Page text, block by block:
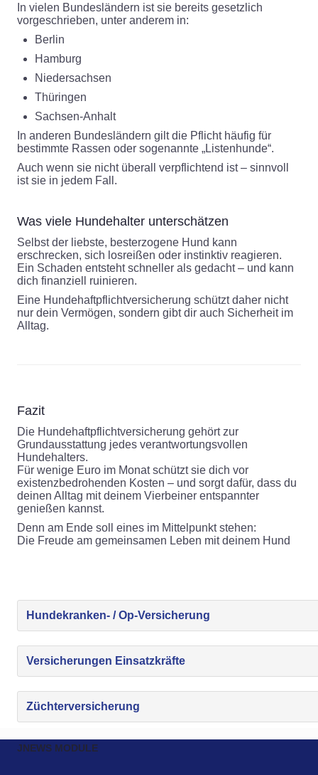
In vielen Bundesländern ist sie bereits gesetzlich
vorgeschrieben, unter anderem in:
Berlin
Hamburg
Niedersachsen
Thüringen
Sachsen-Anhalt
In anderen Bundesländern gilt die Pflicht häufig für
bestimmte Rassen oder sogenannte „Listenhunde“.
Auch wenn sie nicht überall verpflichtend ist – sinnvoll
ist sie in jedem Fall.
Was viele Hundehalter unterschätzen
Selbst der liebste, besterzogene Hund kann
erschrecken, sich losreißen oder instinktiv reagieren.
Ein Schaden entsteht schneller als gedacht – und kann
dich finanziell ruinieren.
Eine Hundehaftpflichtversicherung schützt daher nicht
nur dein Vermögen, sondern gibt dir auch Sicherheit im
Alltag.
Fazit
Die Hundehaftpflichtversicherung gehört zur
Grundausstattung jedes verantwortungsvollen
Hundehalters.
Für wenige Euro im Monat schützt sie dich vor
existenzbedrohenden Kosten – und sorgt dafür, dass du
deinen Alltag mit deinem Vierbeiner entspannter
genießen kannst.
Denn am Ende soll eines im Mittelpunkt stehen:
Die Freude am gemeinsamen Leben mit deinem Hund
Hundekranken- / Op-Versicherung
Versicherungen Einsatzkräfte
Züchterversicherung
JNEWS MODULE